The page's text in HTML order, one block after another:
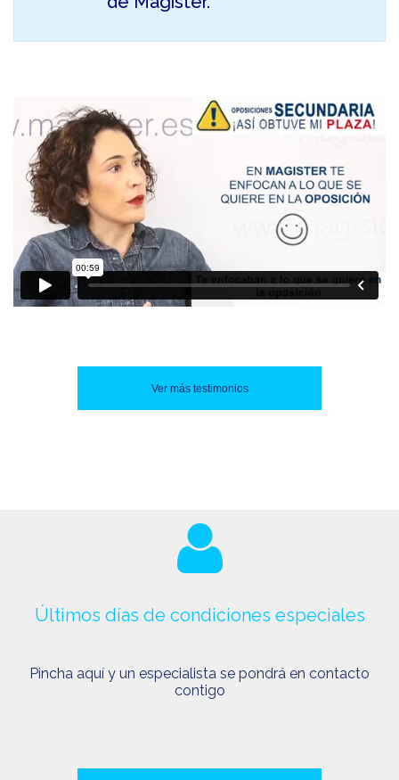
Ver más testimonios
Últimos días de condiciones especiales
Pincha aquí y un especialista se pondrá en contacto
contigo